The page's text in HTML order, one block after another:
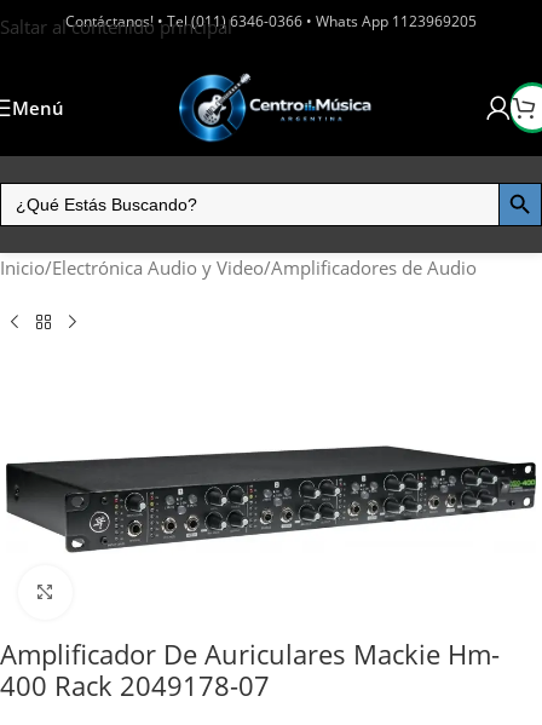
Saltar al contenido principal
Contáctanos! • Tel (011) 6346-0366 • Whats App 1123969205
Menú
Inicio/Electrónica Audio y Video/Amplificadores de Audio
Amplificador De Auriculares Mackie Hm-
400 Rack 2049178-07